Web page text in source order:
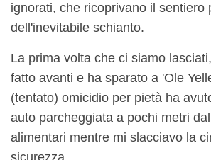
ignorati, che ricoprivano il sentiero
dell'inevitabile schianto.
La prima volta che ci siamo
fatto avanti e ha sparato a 'Ole
(tentato) omicidio per pietà ha
auto parcheggiata a pochi metri
alimentari mentre mi slacciavo la